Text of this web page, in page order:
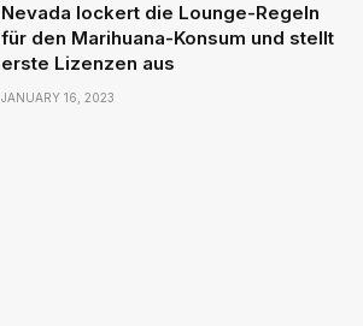
Nevada lockert die Lounge-Regeln
für den Marihuana-Konsum und stellt
erste Lizenzen aus
JANUARY 16, 2023